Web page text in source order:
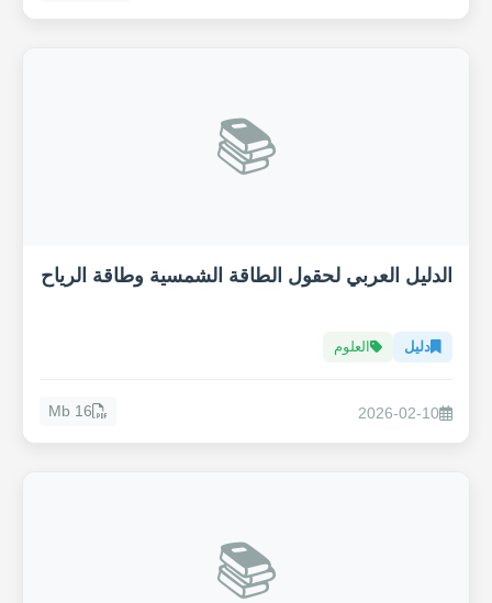
📚
الدليل العربي لحقول الطاقة الشمسية وطاقة الرياح
دليل العلوم
2026-02-10
16 Mb
📚